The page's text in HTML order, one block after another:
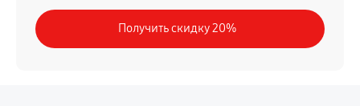
Замена дисплея (экрана)
Получить скидку 20%